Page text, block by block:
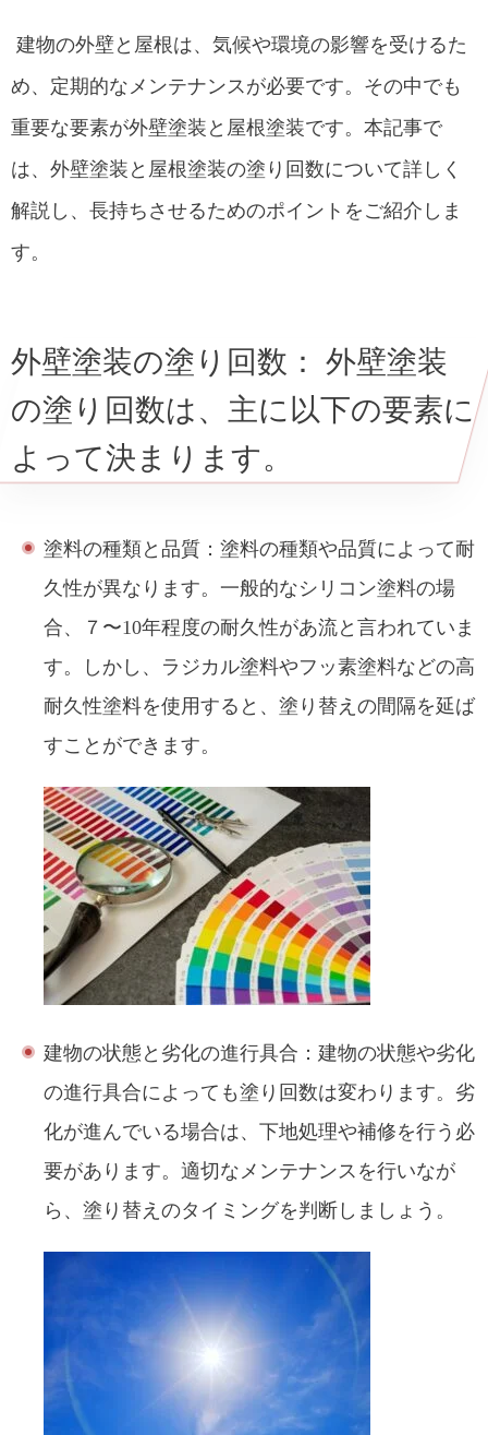
建物の外壁と屋根は、気候や環境の影響を受けるた
め、定期的なメンテナンスが必要です。その中でも
重要な要素が外壁塗装と屋根塗装です。本記事で
は、外壁塗装と屋根塗装の塗り回数について詳しく
解説し、長持ちさせるためのポイントをご紹介しま
す。
外壁塗装の塗り回数： 外壁塗装
の塗り回数は、主に以下の要素に
よって決まります。
塗料の種類と品質：塗料の種類や品質によって耐
久性が異なります。一般的なシリコン塗料の場
合、７〜10年程度の耐久性があ流と言われていま
す。しかし、ラジカル塗料やフッ素塗料などの高
耐久性塗料を使用すると、塗り替えの間隔を延ば
すことができます。
建物の状態と劣化の進行具合：建物の状態や劣化
の進行具合によっても塗り回数は変わります。劣
化が進んでいる場合は、下地処理や補修を行う必
要があります。適切なメンテナンスを行いなが
ら、塗り替えのタイミングを判断しましょう。